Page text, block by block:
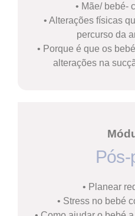
• Mãe/ bebé-
• Alterações físicas
percurso da
• Porque é que os
alterações na
Pós-
• Planear
• Stress no bebé